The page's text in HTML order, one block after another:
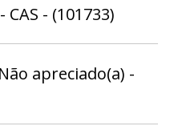
CAS - (101733)
apreciado(a) -